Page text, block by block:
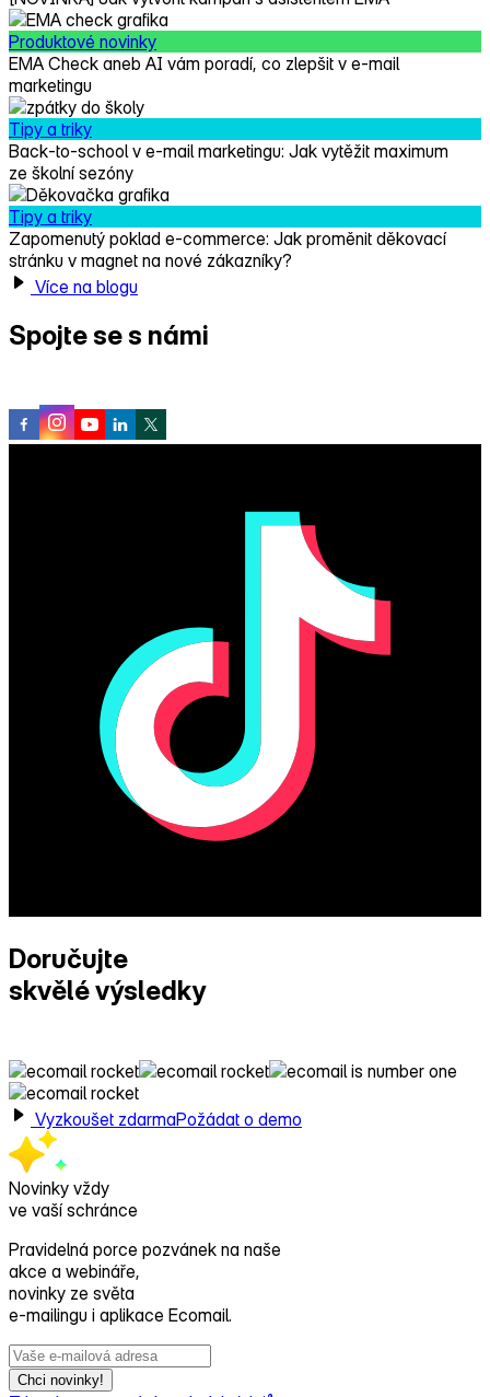
Produktové novinky
EMA Check aneb AI vám poradí, co zlepšit v e‑mail
marketingu
Tipy a triky
Back‑to-school v e‑mail marketingu: Jak vytěžit maximum
ze školní sezóny
Tipy a triky
Zapomenutý poklad e‑commerce: Jak proměnit děkovací
stránku v magnet na nové zákazníky?
Více na blogu
Spojte se s námi
Doručujte
skvělé výsledky
Vyzkoušet zdarmaPožádat o demo
Novinky vždy
ve vaší schránce
Pravidelná porce pozvánek na naše
akce a webináře,
novinky ze světa
e‑mailingu i aplikace Ecomail.
Chci novinky!